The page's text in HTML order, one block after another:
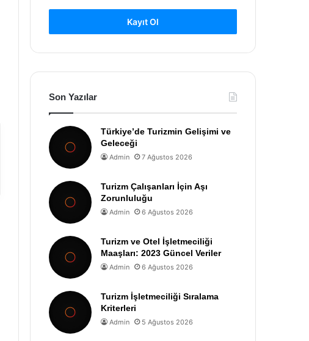
Kayıt Ol
Son Yazılar
Türkiye’de Turizmin Gelişimi ve
Geleceği
Admin 7 Ağustos 2026
Turizm Çalışanları İçin Aşı
Zorunluluğu
Admin 6 Ağustos 2026
Turizm ve Otel İşletmeciliği
Maaşları: 2023 Güncel Veriler
Admin 6 Ağustos 2026
Turizm İşletmeciliği Sıralama
Kriterleri
Admin 5 Ağustos 2026